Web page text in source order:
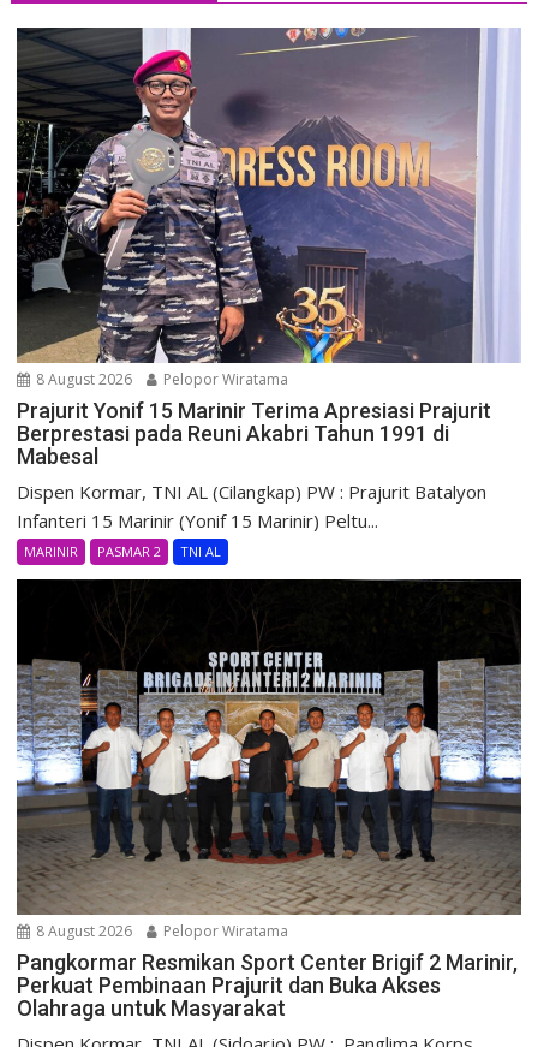
8 August 2026 Pelopor Wiratama
Prajurit Yonif 15 Marinir Terima Apresiasi Prajurit
Berprestasi pada Reuni Akabri Tahun 1991 di
Mabesal
Dispen Kormar, TNI AL (Cilangkap) PW : Prajurit Batalyon
Infanteri 15 Marinir (Yonif 15 Marinir) Peltu...
MARINIR PASMAR 2 TNI AL
8 August 2026 Pelopor Wiratama
Pangkormar Resmikan Sport Center Brigif 2 Marinir,
Perkuat Pembinaan Prajurit dan Buka Akses
Olahraga untuk Masyarakat